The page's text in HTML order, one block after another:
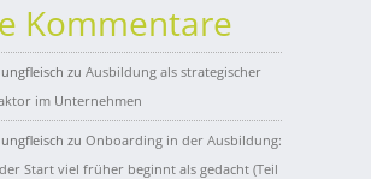
Kommentare
zu Ausbildung als strategischer
im Unternehmen
zu Onboarding in der Ausbildung:
Start viel früher beginnt als gedacht (Teil